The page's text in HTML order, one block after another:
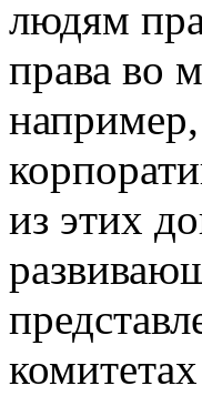
людям
права во
из этих